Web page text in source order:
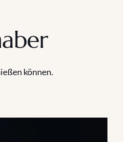
können.